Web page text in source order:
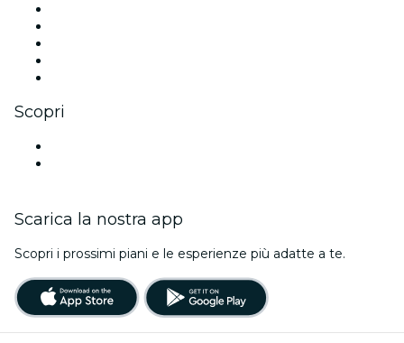
Scopri
Scarica la nostra app
Scopri i prossimi piani e le esperienze più adatte a te.